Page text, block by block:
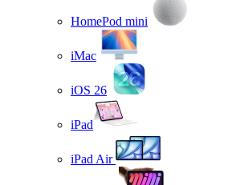
HomePod mini
iMac
iOS 26
iPad
iPad Air